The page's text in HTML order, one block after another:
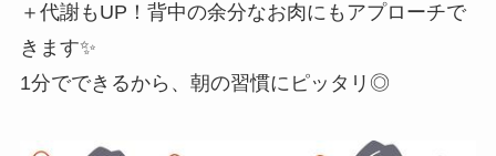
＋代謝もUP！背中の余分なお肉にもアプローチで
きます✨
1分でできるから、朝の習慣にピッタリ◎